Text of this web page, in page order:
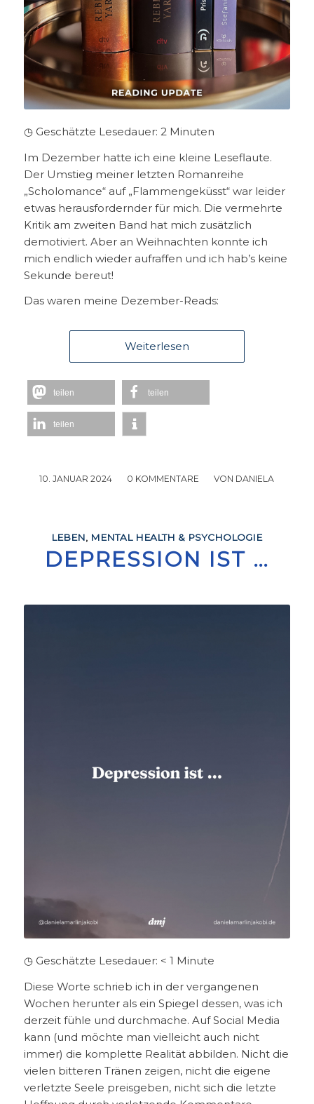
◷ Geschätzte Lesedauer: 2 Minuten
Im Dezember hatte ich eine kleine Leseflaute.
Der Umstieg meiner letzten Romanreihe
„Scholomance“ auf „Flammengeküsst“ war leider
etwas herausfordernder für mich. Die vermehrte
Kritik am zweiten Band hat mich zusätzlich
demotiviert. Aber an Weihnachten konnte ich
mich endlich wieder aufraffen und ich hab’s keine
Sekunde bereut!
Das waren meine Dezember-Reads:
Weiterlesen
teilen teilen
teilen
10. JANUAR 2024
/ 0 KOMMENTARE
/ VON DANIELA
LEBEN, MENTAL HEALTH & PSYCHOLOGIE
DEPRESSION IST …
◷ Geschätzte Lesedauer: < 1 Minute
Diese Worte schrieb ich in der vergangenen
Wochen herunter als ein Spiegel dessen, was ich
derzeit fühle und durchmache. Auf Social Media
kann (und möchte man vielleicht auch nicht
immer) die komplette Realität abbilden. Nicht die
vielen bitteren Tränen zeigen, nicht die eigene
verletzte Seele preisgeben, nicht sich die letzte